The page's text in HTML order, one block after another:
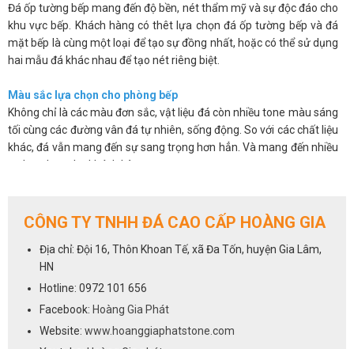
Đá ốp tường bếp mang đến độ bền, nét thẩm mỹ và sự độc đáo cho
khu vực bếp. Khách hàng có thêt lựa chọn đá ốp tường bếp và đá
mặt bếp là cùng một loại để tạo sự đồng nhất, hoặc có thể sử dụng
hai mẫu đá khác nhau để tạo nét riêng biệt.
Màu sắc lựa chọn cho phòng bếp
Không chỉ là các màu đơn sắc, vật liệu đá còn nhiều tone màu sáng
tối cùng các đường vân đá tự nhiên, sống động. So với các chất liệu
khác, đá vẫn mang đến sự sang trọng hơn hẳn. Và mang đến nhiều
sự lựa chọn cho khách hàng.
giúp bạn sẽ dễ dàng vệ sinh và luôn mang lại sự sạch sẽ.
bếp. Chúng khắc phục được những hạn chế về mẫu mã, màu sắc lại
vừa mang đến vẻ sang trọng và độ bền cho sản phẩm.
Cách lựa chọn đá cho phòng bếp
tất cả các dòng đá sử dụng để ốp mặt bếp đều có thể dùng cho vị trí
CÔNG TY TNHH ĐÁ CAO CẤP HOÀNG GIA
Địa chỉ: Đội 16, Thôn Khoan Tế, xã Đa Tốn, huyện Gia Lâm,
HN
Hotline: 0972 101 656
Facebook: Hoàng Gia Phát
Website: www.hoanggiaphatstone.com